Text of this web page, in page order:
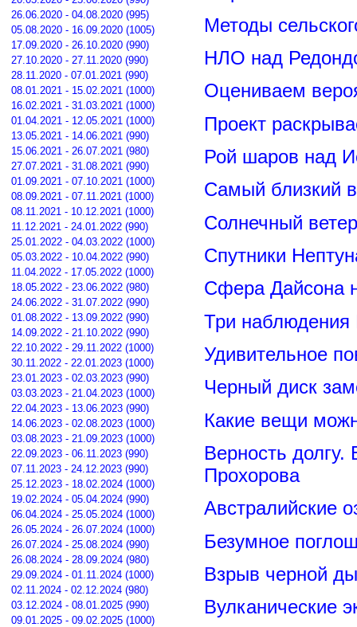
26.06.2020 - 04.08.2020 (995)
05.08.2020 - 16.09.2020 (1005)
17.09.2020 - 26.10.2020 (990)
27.10.2020 - 27.11.2020 (990)
28.11.2020 - 07.01.2021 (990)
08.01.2021 - 15.02.2021 (1000)
16.02.2021 - 31.03.2021 (1000)
01.04.2021 - 12.05.2021 (1000)
13.05.2021 - 14.06.2021 (990)
15.06.2021 - 26.07.2021 (980)
27.07.2021 - 31.08.2021 (990)
01.09.2021 - 07.10.2021 (1000)
08.09.2021 - 07.11.2021 (1000)
08.11.2021 - 10.12.2021 (1000)
11.12.2021 - 24.01.2022 (990)
25.01.2022 - 04.03.2022 (1000)
05.03.2022 - 10.04.2022 (990)
11.04.2022 - 17.05.2022 (1000)
18.05.2022 - 23.06.2022 (980)
24.06.2022 - 31.07.2022 (990)
01.08.2022 - 13.09.2022 (990)
14.09.2022 - 21.10.2022 (990)
22.10.2022 - 29.11.2022 (1000)
30.11.2022 - 22.01.2023 (1000)
23.01.2023 - 02.03.2023 (990)
03.03.2023 - 21.04.2023 (1000)
22.04.2023 - 13.06.2023 (990)
14.06.2023 - 02.08.2023 (1000)
03.08.2023 - 21.09.2023 (1000)
22.09.2023 - 06.11.2023 (990)
07.11.2023 - 24.12.2023 (990)
25.12.2023 - 18.02.2024 (1000)
19.02.2024 - 05.04.2024 (990)
06.04.2024 - 25.05.2024 (1000)
26.05.2024 - 26.07.2024 (1000)
26.07.2024 - 25.08.2024 (990)
26.08.2024 - 28.09.2024 (980)
29.09.2024 - 01.11.2024 (1000)
02.11.2024 - 02.12.2024 (980)
03.12.2024 - 08.01.2025 (990)
09.01.2025 - 09.02.2025 (1000)
Методы
НЛО над
Оцениваем
Проект
Рой шаров над
Самый близкий
Солнечный
Спутники
Сфера Дайсона
Три
Удивительное
Черный диск
Какие вещи
Верность
Прохорова
Австралийские
Безумное
Взрыв черной
Вулканические